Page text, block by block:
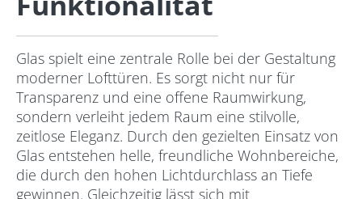
Glas spielt eine zentrale Rolle bei der Gestaltung
moderner Lofttüren. Es sorgt nicht nur für
Transparenz und eine offene Raumwirkung,
sondern verleiht jedem Raum eine stilvolle,
zeitlose Eleganz. Durch den gezielten Einsatz von
Glas entstehen helle, freundliche Wohnbereiche,
die durch den hohen Lichtdurchlass an Tiefe
gewinnen. Gleichzeitig lässt sich mit